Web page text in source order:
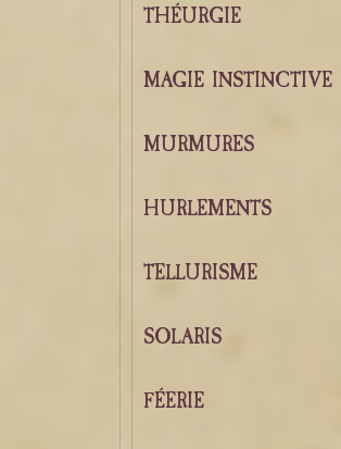
THÉURGIE
MAGIE INSTINCTIVE
MURMURES
HURLEMENTS
TELLURISME
SOLARIS
FÉERIE